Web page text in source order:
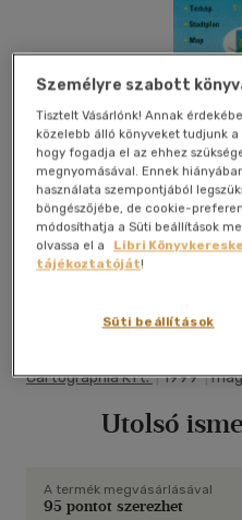
Cartographia Kft.|1999|
Utolsó
A termék megvásárlásával
95 pontot szerezhet
Személyre szabott
Tisztelt Vásárlónk! Annak
közelebb álló könyveket tudjunk
hogy fogadja el az ehhez
megnyomásával. Ennek
használata szempontjából
böngészőjébe, de cookie-
módosíthatja a Süti beállítások
olvassa el a
Libri
tájékoztatóját!
Süti beállítások